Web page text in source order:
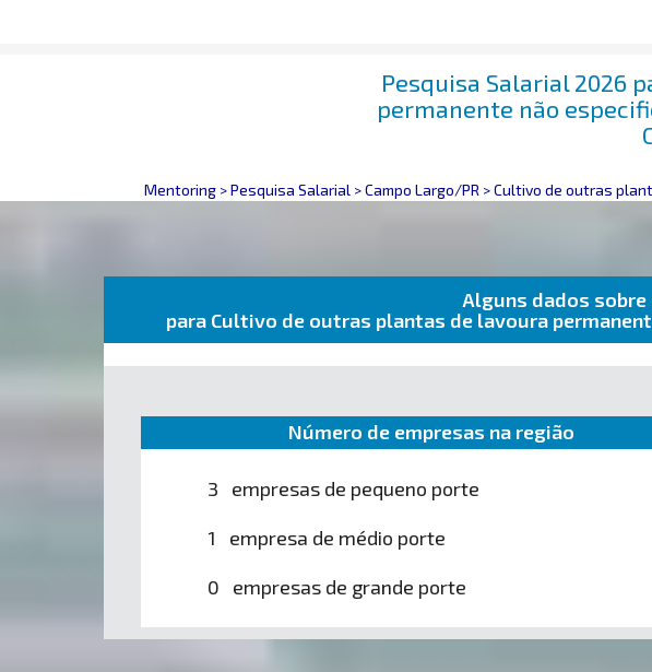
Pesquisa Salarial 2026
permanente não
Mentoring >Pesquisa Salarial >Campo Largo/PR >Cultivo de outras plantas de
Alguns dados
para Cultivo de outras plantas de lavoura
Número de empresas na região
3 empresas de pequeno porte
1 empresa de médio porte
0 empresas de grande porte